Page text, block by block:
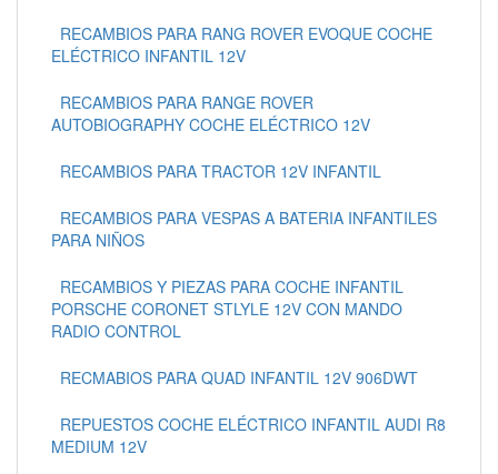
RECAMBIOS PARA RANG ROVER EVOQUE COCHE
ELÉCTRICO INFANTIL 12V
RECAMBIOS PARA RANGE ROVER
AUTOBIOGRAPHY COCHE ELÉCTRICO 12V
RECAMBIOS PARA TRACTOR 12V INFANTIL
RECAMBIOS PARA VESPAS A BATERIA INFANTILES
PARA NIÑOS
RECAMBIOS Y PIEZAS PARA COCHE INFANTIL
PORSCHE CORONET STLYLE 12V CON MANDO
RADIO CONTROL
RECMABIOS PARA QUAD INFANTIL 12V 906DWT
REPUESTOS COCHE ELÉCTRICO INFANTIL AUDI R8
MEDIUM 12V